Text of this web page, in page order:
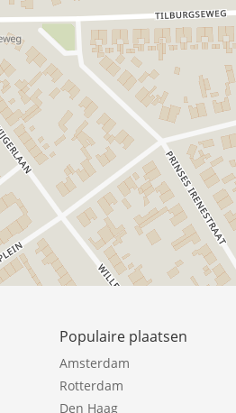
Populaire plaatsen
Amsterdam
Rotterdam
Den Haag